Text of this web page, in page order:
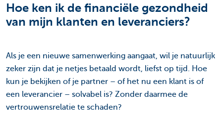
Hoe ken ik de financiële gezondheid
van mijn klanten en leveranciers?
Als je een nieuwe samenwerking aangaat, wil je natuurlijk
zeker zijn dat je netjes betaald wordt, liefst op tijd. Hoe
kun je bekijken of je partner – of het nu een klant is of
een leverancier – solvabel is? Zonder daarmee de
vertrouwensrelatie te schaden?